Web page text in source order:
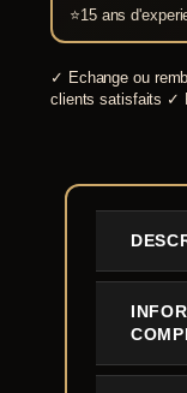
⭐15 ans
✓ Echange ou
clients satisfaits ✓